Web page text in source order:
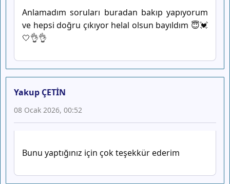
Anlamadım soruları buradan bakıp yapıyorum
ve hepsi doğru çıkıyor helal olsun bayıldım 😇💓
🤍👌👌
Yakup ÇETİN
08 Ocak 2026, 00:52
Bunu yaptığınız için çok teşekkür ederim